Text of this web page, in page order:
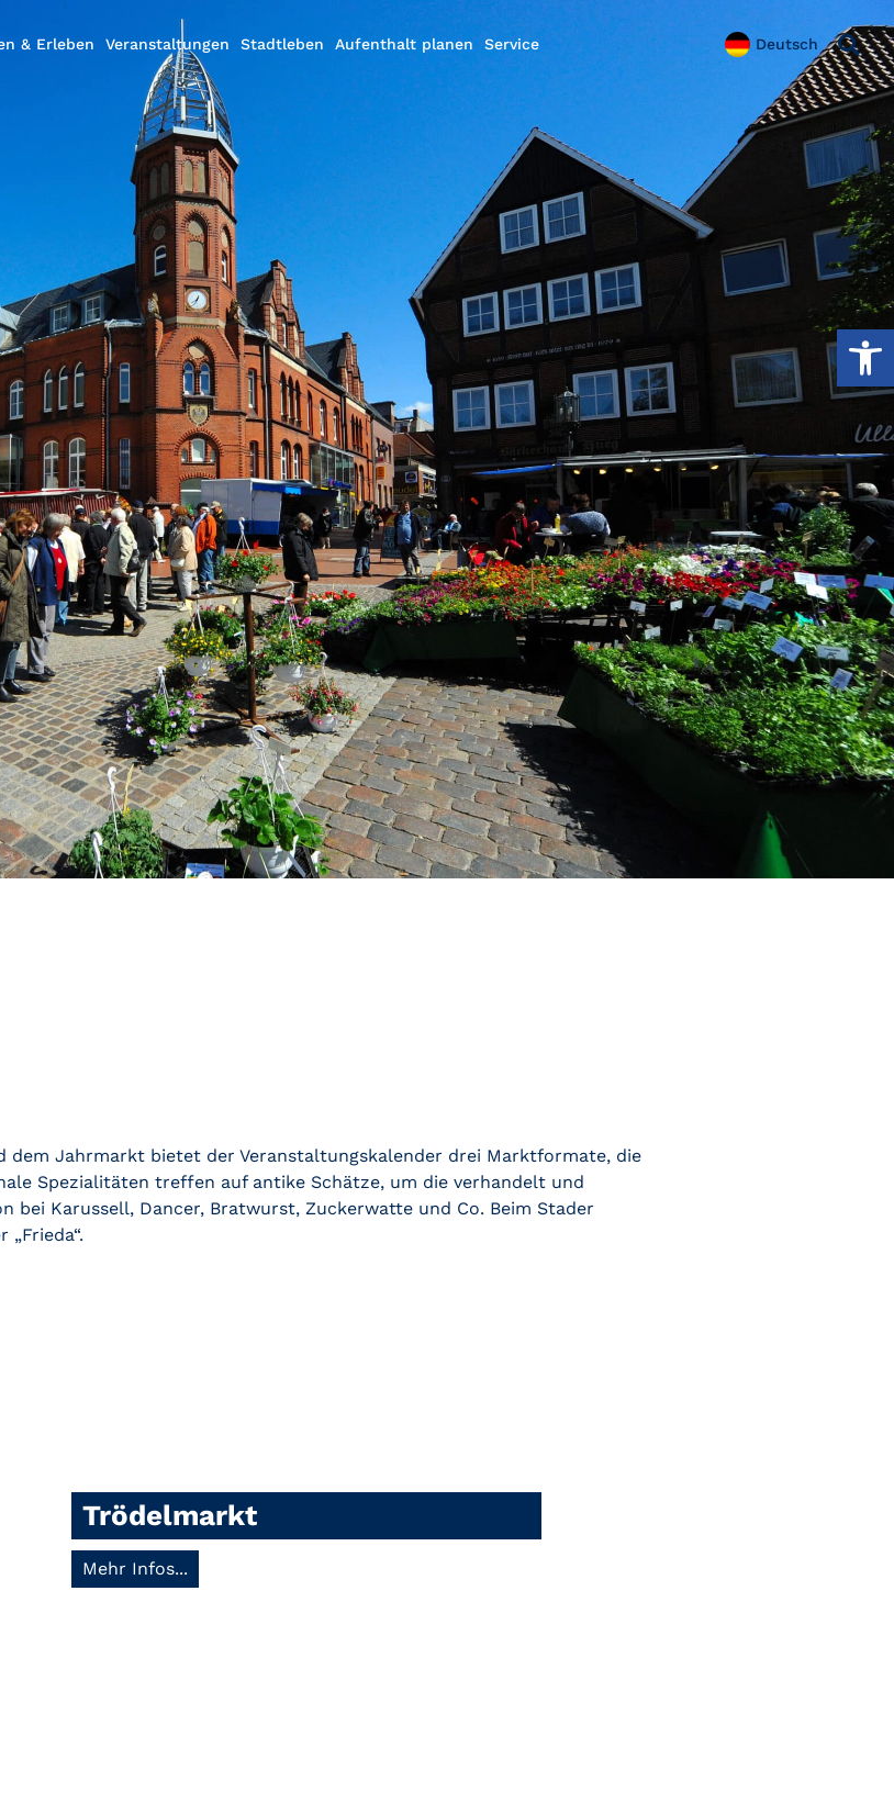
& Erleben Veranstaltungen Stadtleben Aufenthalt planen Service Deutsch
Jahrmarkt bietet der Veranstaltungskalender drei Marktformate, die
Spezialitäten treffen auf antike Schätze, um die verhandelt und
Karussell, Dancer, Bratwurst, Zuckerwatte und Co. Beim Stader
Trödelmarkt
Mehr Infos...